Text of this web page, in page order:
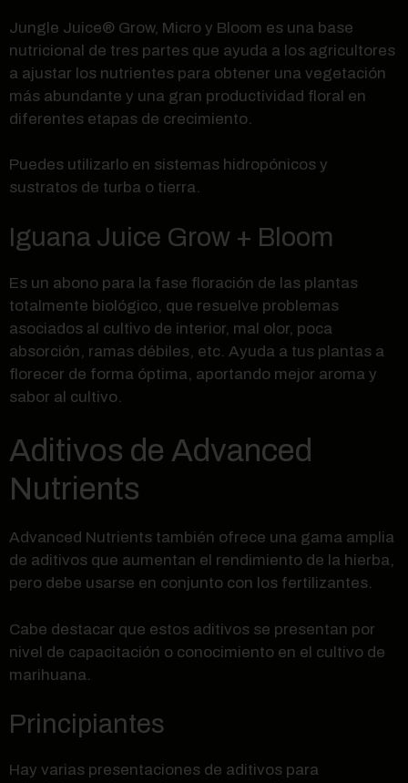
Jungle Juice® Grow, Micro y Bloom es una base
nutricional de tres partes que ayuda a los agricultores
a ajustar los nutrientes para obtener una vegetación
más abundante y una gran productividad floral en
diferentes etapas de crecimiento.
Puedes utilizarlo en sistemas hidropónicos y
sustratos de turba o tierra.
Iguana Juice Grow + Bloom
Es un abono para la fase floración de las plantas
totalmente biológico, que resuelve problemas
asociados al cultivo de interior, mal olor, poca
absorción, ramas débiles, etc. Ayuda a tus plantas a
florecer de forma óptima, aportando mejor aroma y
sabor al cultivo.
Aditivos de Advanced
Nutrients
Advanced Nutrients también ofrece una gama amplia
de aditivos que aumentan el rendimiento de la hierba,
pero debe usarse en conjunto con los fertilizantes.
Cabe destacar que estos aditivos se presentan por
nivel de capacitación o conocimiento en el cultivo de
marihuana.
Principiantes
Hay varias presentaciones de aditivos para